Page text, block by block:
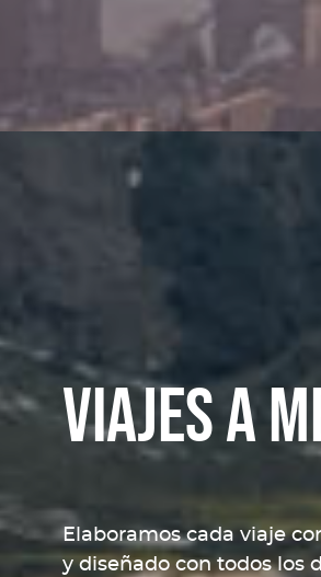
Viajes a
Elaboramos cada viaje
y diseñado con todos los